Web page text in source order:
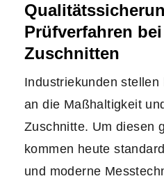
Prüfverfahren
Zuschnitten
Industriekunden stellen
an die Maßhaltigkeit
Zuschnitte. Um diesen
kommen heute
und moderne